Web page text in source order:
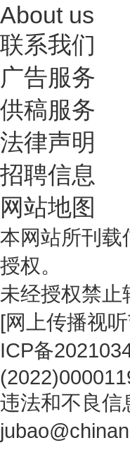
About us
联系我们
广告服务
供稿服务
法律声明
招聘信息
网站地图
本网站所刊载
授权。
未经授权禁止
[网上传播视
ICP备
违法和不良信